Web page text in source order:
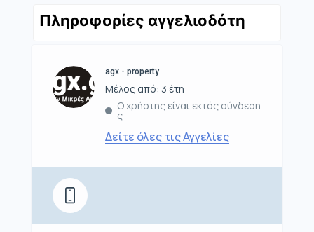
Πληροφορίες αγγελιοδότη
agx - property
Μέλος από: 3 έτη
Ο χρήστης είναι εκτός σύνδεση
ς
Δείτε όλες τις Αγγελίες